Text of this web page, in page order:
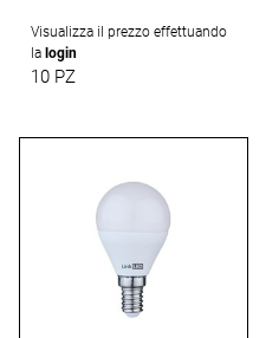
Visualizza il prezzo effettuando
la login
10 PZ